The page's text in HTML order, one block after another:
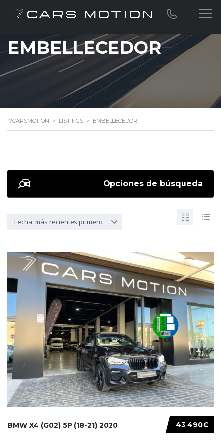
EMBELLECEDOR
7CARSMOTION > LISTINGS > EMBELLECEDOR
Opciones de búsqueda
Fecha: más recientes primero
43 490€
BMW X4 (G02) 5P (18-21) 2020